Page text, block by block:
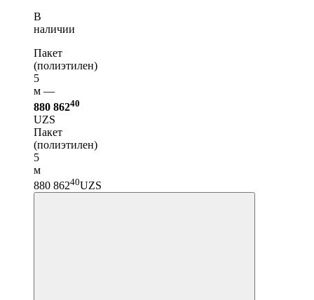
В
наличии
Пакет
(полиэтилен)
5
м —
880 86240
UZS
Пакет
(полиэтилен)
5
м
880 86240UZS